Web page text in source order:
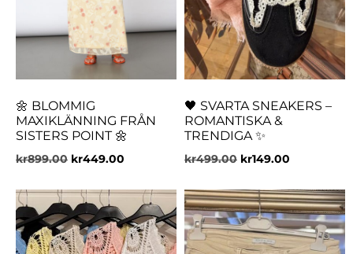
🌼 BLOMMIG
MAXIKLÄNNING FRÅN
SISTERS POINT 🌼
kr899.00 kr449.00
🖤 SVARTA SNEAKERS –
ROMANTISKA &
TRENDIGA ✨
kr499.00 kr149.00